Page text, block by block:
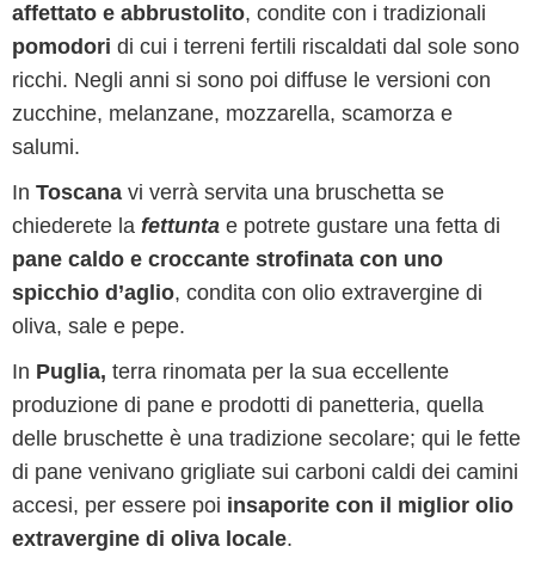
affettato e abbrustolito, condite con i tradizionali
pomodori di cui i terreni fertili riscaldati dal sole sono
ricchi. Negli anni si sono poi diffuse le versioni con
zucchine, melanzane, mozzarella, scamorza e
salumi.
In Toscana vi verrà servita una bruschetta se
chiederete la fettunta e potrete gustare una fetta di
pane caldo e croccante strofinata con uno
spicchio d’aglio, condita con olio extravergine di
oliva, sale e pepe.
In Puglia, terra rinomata per la sua eccellente
produzione di pane e prodotti di panetteria, quella
delle bruschette è una tradizione secolare; qui le fette
di pane venivano grigliate sui carboni caldi dei camini
accesi, per essere poi insaporite con il miglior olio
extravergine di oliva locale.